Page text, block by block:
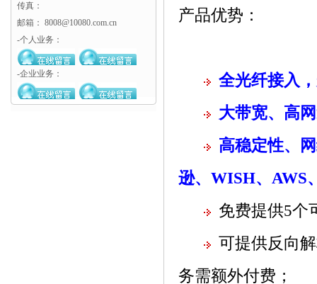
传真：
邮箱： 8008@10080.com.cn
-个人业务：
-企业业务：
产品优势：
全光纤接入
大带宽、高
高稳定性、
逊、WISH、AWS
免费提供5个
可提供反向
务需额外付费；